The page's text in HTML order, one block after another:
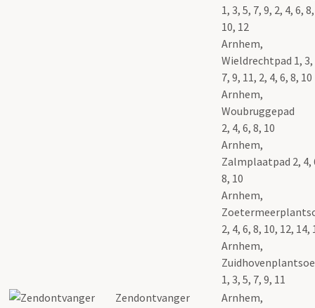
1, 3, 5, 7, 9, 2, 4, 6, 8,
10, 12
Arnhem,
Wieldrechtpad 1, 3,
7, 9, 11, 2, 4, 6, 8, 10
Arnhem,
Woubruggepad
2, 4, 6, 8, 10
Arnhem,
Zalmplaatpad 2, 4,
8, 10
Arnhem,
2, 4, 6, 8, 10, 12, 14,
Arnhem,
1, 3, 5, 7, 9, 11
Zendontvanger
Arnhem,